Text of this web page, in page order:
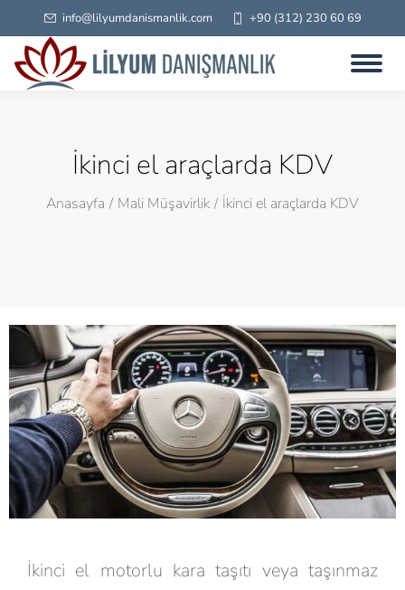
info@lilyumdanismanlik.com +90 (312) 230 60 69
İkinci el araçlarda KDV
You are here:
Anasayfa Mali Müşavirlik İkinci el araçlarda KDV
İkinci el motorlu kara taşıtı veya taşınmaz